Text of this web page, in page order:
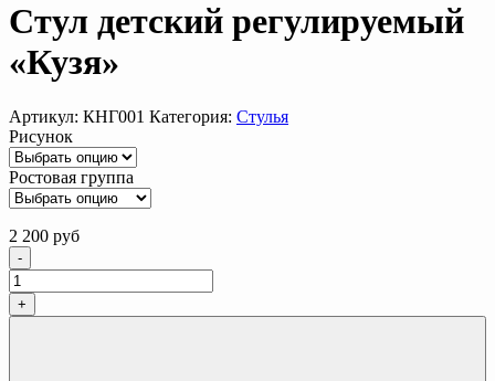
Стул детский регулируемый
«Кузя»
Артикул: КНГ001 Категория: Стулья
Рисунок
Ростовая группа
2 200 руб
- Количество
+